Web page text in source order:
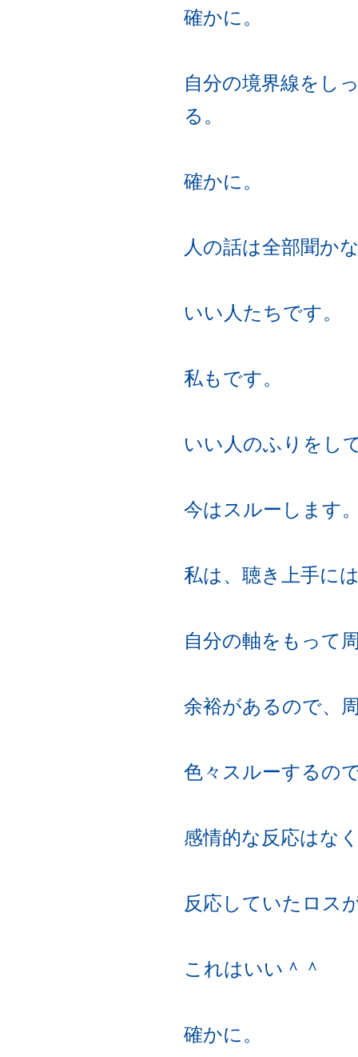
確かに。
自分の境界線をし
る。
確かに。
人の話は全部聞か
いい人たちです。
私もです。
いい人のふりをし
今はスルーします
私は、聴き上手に
自分の軸をもって
余裕があるので、
色々スルーするの
感情的な反応はな
反応していたロス
これはいい＾＾
確かに。